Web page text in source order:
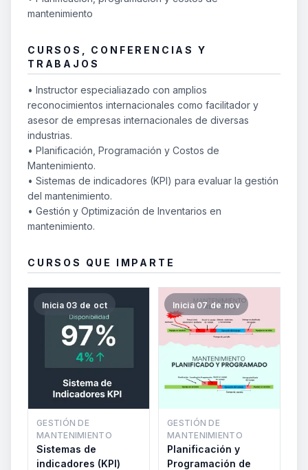
mantenimiento
CURSOS, CONFERENCIAS Y
TRABAJOS
• Instructor especialiazado con amplios
reconocimientos internacionales como facilitador y
asesor de empresas internacionales de diversas
industrias.
• Planificación, Programación y Costos de
Mantenimiento.
• Sistemas de indicadores (KPI) para evaluar la gestión
del mantenimiento.
• Gestión y Optimización de Inventarios en
mantenimiento.
CURSOS QUE IMPARTE
Inicia 03 de oct
GESTIÓN DE
MANTENIMIENTO
Sistemas de
indicadores (KPI)
Inicia 07 de nov
GESTIÓN DE
MANTENIMIENTO
Planificación y
Programación de